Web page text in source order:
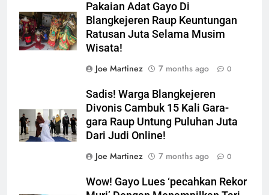
Pakaian Adat Gayo Di
Blangkejeren Raup Keuntungan
Ratusan Juta Selama Musim
Wisata!
Joe Martinez
7 months ago 0
Sadis! Warga Blangkejeren
Divonis Cambuk 15 Kali Gara-
gara Raup Untung Puluhan Juta
Dari Judi Online!
Joe Martinez
7 months ago 0
Wow! Gayo Lues ‘pecahkan Rekor